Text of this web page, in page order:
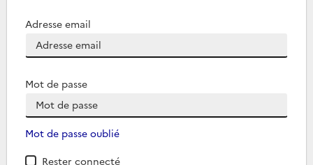
Adresse email
Mot de passe
Mot de passe oublié
Rester connecté